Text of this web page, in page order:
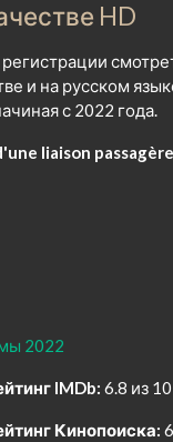
HD
и на русском
с 2022 года.
liaison
2022
IMDb: 6.8 из 10
Кинопоиска: